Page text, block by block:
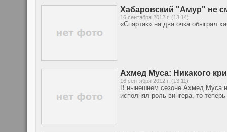
Хабаровский "Амур" не
16 сентября 2012 г. (13:14)
«Спартак» на два очка обыграл
Ахмед Муса: Никакого
16 сентября 2012 г. (13:11)
В нынешнем сезоне Ахмед Муса
исполнял роль вингера, то